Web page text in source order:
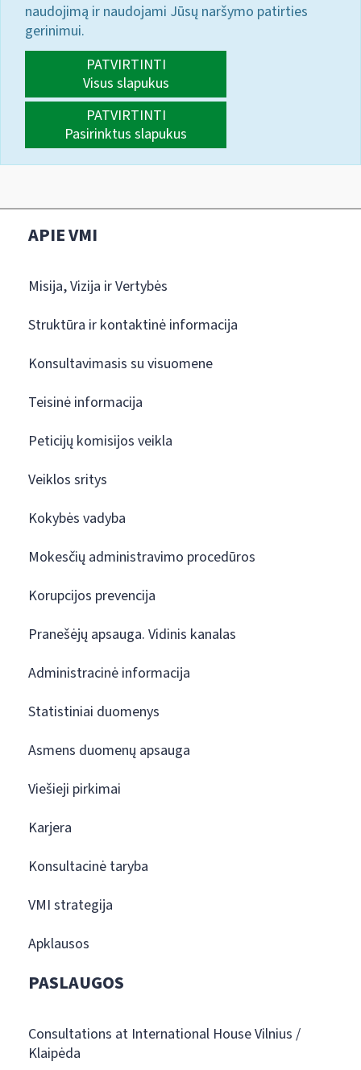
naudojimą ir naudojami Jūsų naršymo patirties
gerinimui.
PATVIRTINTI
Visus slapukus
PATVIRTINTI
Pasirinktus slapukus
APIE VMI
Misija, Vizija ir Vertybės
Struktūra ir kontaktinė informacija
Konsultavimasis su visuomene
Teisinė informacija
Peticijų komisijos veikla
Veiklos sritys
Kokybės vadyba
Mokesčių administravimo procedūros
Korupcijos prevencija
Pranešėjų apsauga. Vidinis kanalas
Administracinė informacija
Statistiniai duomenys
Asmens duomenų apsauga
Viešieji pirkimai
Karjera
Konsultacinė taryba
VMI strategija
Apklausos
PASLAUGOS
Consultations at International House Vilnius /
Klaipėda